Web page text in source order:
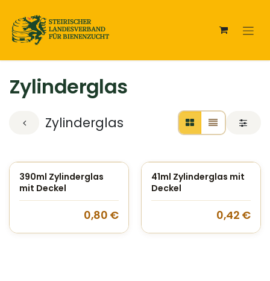
Zylinderglas
Zylinderglas
390ml Zylinderglas
mit Deckel
0,80 €
41ml Zylinderglas mit
Deckel
0,42 €